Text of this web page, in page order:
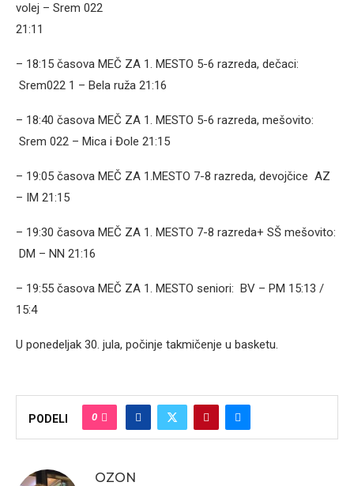
volej – Srem 022
21:11
– 18:15 časova MEČ ZA 1. MESTO 5-6 razreda, dečaci:
Srem022 1 – Bela ruža 21:16
– 18:40 časova MEČ ZA 1. MESTO 5-6 razreda, mešovito:
Srem 022 – Mica i Đole 21:15
– 19:05 časova MEČ ZA 1.MESTO 7-8 razreda, devojčice AZ
– IM 21:15
– 19:30 časova MEČ ZA 1. MESTO 7-8 razreda+ SŠ mešovito:
DM – NN 21:16
– 19:55 časova MEČ ZA 1. MESTO seniori: BV – PM 15:13 /
15:4
U ponedeljak 30. jula, počinje takmičenje u basketu.
PODELI 0
OZON